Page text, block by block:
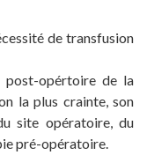
de transfusion
post-opértoire de la
la plus crainte, son
site opératoire, du
pré-opératoire.